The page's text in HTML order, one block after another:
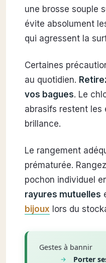
une brosse souple
évite absolument
qui agressent la
Certaines
au quotidien.
vos bagues. Le
abrasifs restent les
brillance.
Le rangement
prématurée.
pochon individuel
rayures mutuelles
bijoux lors du
Gestes à bannir
Porter